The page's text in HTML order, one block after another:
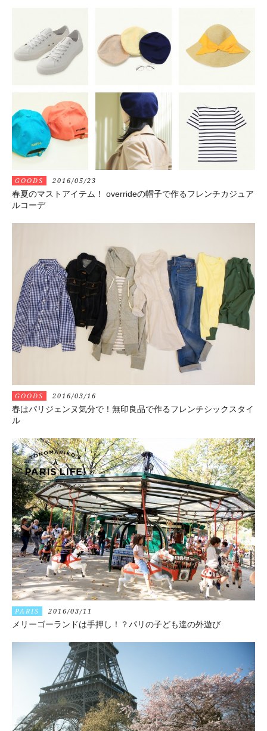
GOODS 2016/05/23
春夏のマストアイテム！ overrideの帽子で作るフレンチカジュア
ルコーデ
GOODS 2016/03/16
春はパリジェンヌ気分で！無印良品で作るフレンチシックスタイ
ル
PARIS 2016/03/11
メリーゴーランドは手押し！？パリの子ども達の外遊び